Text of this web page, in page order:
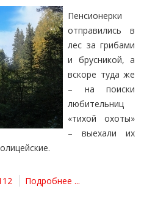
Пенсионерки
отправились в
лес за грибами
и брусникой, а
вскоре туда же
– на поиски
любительниц
«тихой охоты»
– выехали их
Подробнее ...